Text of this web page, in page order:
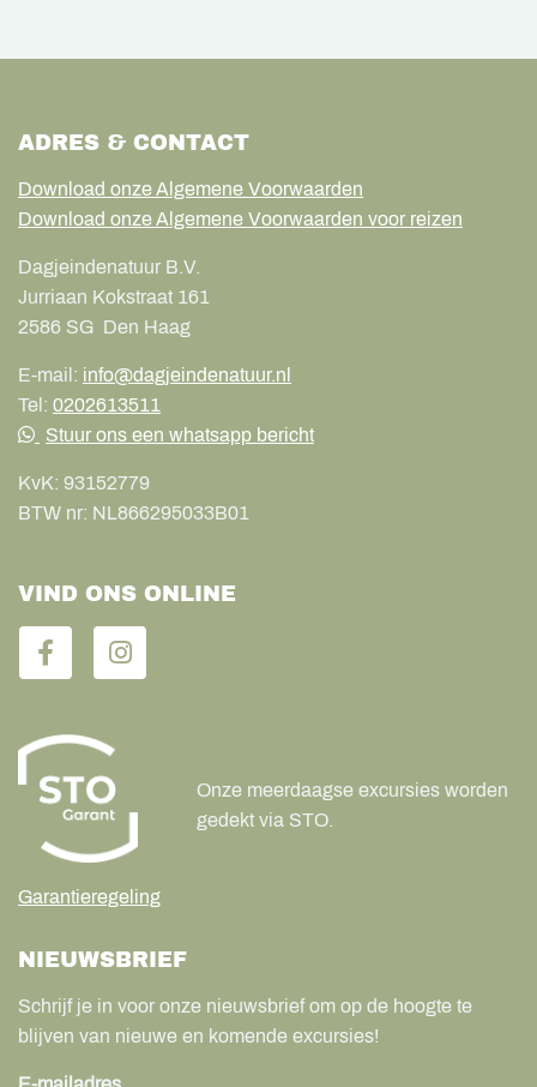
ADRES & CONTACT
Download onze Algemene Voorwaarden
Download onze Algemene Voorwaarden voor reizen
Dagjeindenatuur B.V.
Jurriaan Kokstraat 161
2586 SG Den Haag
E-mail: info@dagjeindenatuur.nl
Tel: 0202613511
Stuur ons een whatsapp bericht
KvK: 93152779
BTW nr: NL866295033B01
VIND ONS ONLINE
Garantieregeling
Onze meerdaagse excursies worden
gedekt via STO.
NIEUWSBRIEF
Schrijf je in voor onze nieuwsbrief om op de hoogte te
blijven van nieuwe en komende excursies!